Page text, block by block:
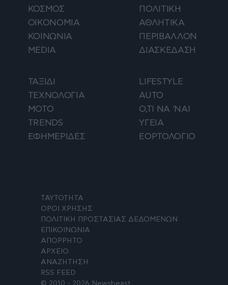
ΚΟΣΜΟΣ
ΠΟΛΙΤΙΚΗ
ΟΙΚΟΝΟΜΙΑ
ΑΘΛΗΤΙΚΑ
ΚΟΙΝΩΝΙΑ
ΠΕΡΙΒΑΛΛΟΝ
MEDIA
ΔΙΑΣΚΕΔΑΣΗ
ΤΑΞΙΔΙ
LIFESTYLE
ΤΕΧΝΟΛΟΓΙΑ
AUTO
ΜΟΤΟ
Ο,ΤΙ ΝΑ 'ΝΑΙ
TRENDS
ΥΓΕΙΑ
ΕΦΗΜΕΡΙΔΕΣ
ΕΟΡΤΟΛΟΓΙΟ
ΤΑΥΤΟΤΗΤΑ
ΟΡΟΙ ΧΡΗΣΗΣ
ΠΟΛΙΤΙΚΗ ΠΡΟΣΤΑΣΙΑΣ ΔΕΔΟΜΕΝΩΝ
ΕΠΙΚΟΙΝΩΝΙΑ
ΑΠΟΡΡΗΤΟ
ΑΡΧΕΙΟ
ΑΝΑΖΗΤΗΣΗ
RSS FEED
© 2010 - 2026 Newsbeast